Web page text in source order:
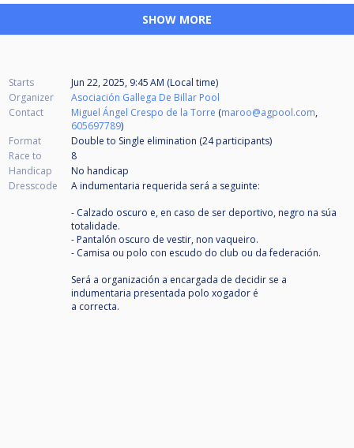
SHOW MORE
Starts
Jun 22, 2025, 9:45 AM (Local time)
Organizer
Asociación Gallega De Billar Pool
Contact
Miguel Ángel Crespo de la Torre (maroo@agpool.com,
605697789)
Format
Double to Single elimination (24participants)
Race to
8
Handicap
No handicap
Dresscode
A indumentaria requerida será a seguinte:
- Calzado oscuro e, en caso de ser deportivo, negro na súa
totalidade.
- Pantalón oscuro de vestir, non vaqueiro.
- Camisa ou polo con escudo do club ou da federación.
Será a organización a encargada de decidir se a
indumentaria presentada polo xogador é
a correcta.